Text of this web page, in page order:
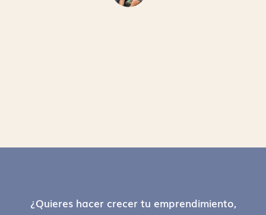
Footer¿Quieres hacer crecer tu emprendimiento,